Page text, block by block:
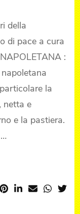
della
di pace a cura
:
la
netta e
e la pastiera.